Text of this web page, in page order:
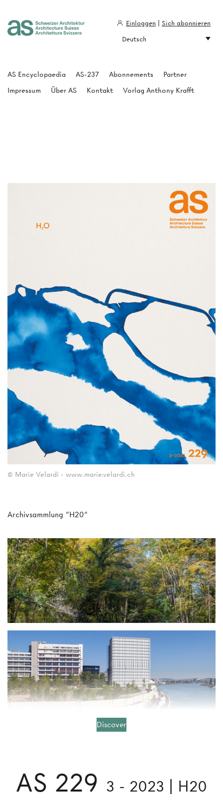
© Marie Velardi - www.marie.velardi.ch
Archivsammlung "H20"
Discover
AS 229 3 - 2023 | H20
AS Encyclopaedia AS-237 Abonnements
Partner
Impressum
Über AS Kontakt Vorlag Anthony Krafft
Einloggen
Sich abonnieren
Deutsch